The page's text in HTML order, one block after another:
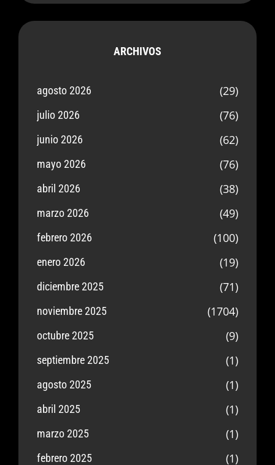
ARCHIVOS
agosto 2026 (29)
julio 2026 (76)
junio 2026 (62)
mayo 2026 (76)
abril 2026 (38)
marzo 2026 (49)
febrero 2026 (100)
enero 2026 (19)
diciembre 2025 (71)
noviembre 2025 (1704)
octubre 2025 (9)
septiembre 2025 (1)
agosto 2025 (1)
abril 2025 (1)
marzo 2025 (1)
febrero 2025 (1)